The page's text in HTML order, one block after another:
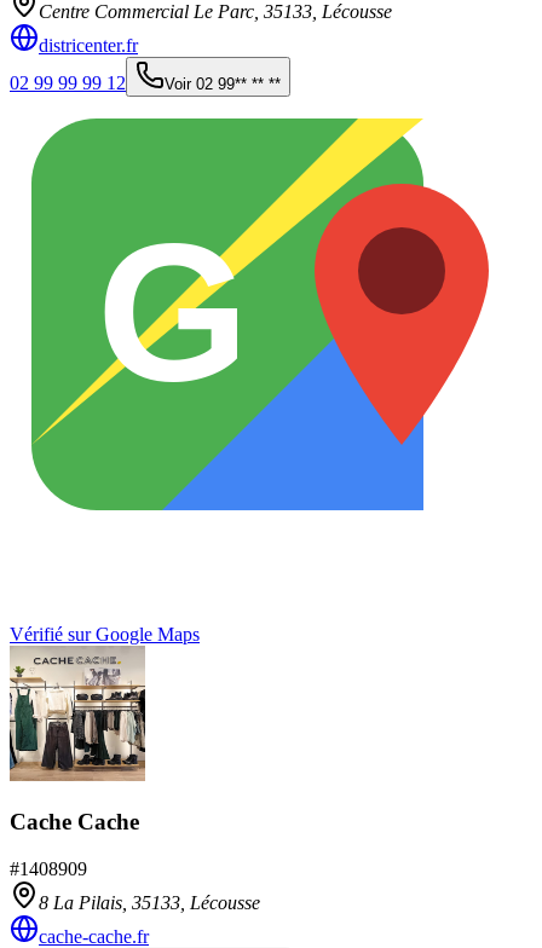
Centre Commercial Le Parc, 35133 Lécousse
districenter.fr
02 99 99 99 12
Voir 02 99** ** **
G
Vérifié sur Google Maps
Cache Cache
#1408909
8 La Pilais, 35133 Lécousse
cache-cache.fr